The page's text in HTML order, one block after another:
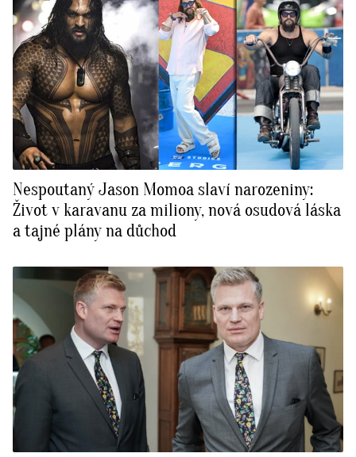
Nespoutaný Jason Momoa slaví narozeniny:
Život v karavanu za miliony, nová osudová láska
a tajné plány na důchod